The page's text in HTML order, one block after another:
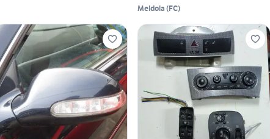
Meldola (FC)